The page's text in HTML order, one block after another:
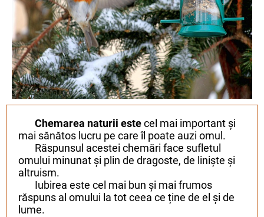
Chemarea naturii estecel mai important și
mai sănătos lucru pe care îl poate auzi omul.
Răspunsul acestei chemări face sufletul
omului minunat și plin de dragoste, de liniște și
altruism.
Iubirea este cel mai bun și mai frumos
răspuns al omului la tot ceea ce ține de el și de
lume.